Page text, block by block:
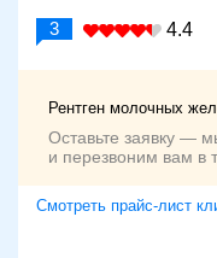
3 4.4
Рентген молочных
Оставьте заявку —
и перезвоним вам в
Смотреть прайс-лист